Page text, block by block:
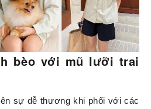
bèo với mũ lưỡi trai
sự dễ thương khi phối với các